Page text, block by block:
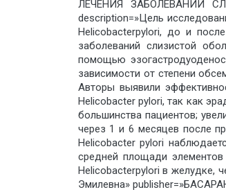
ЛЕЧЕНИЯ ЗАБОЛЕВАНИЙ
description=»Цель
Helicobacterpylori, до и
заболеваний слизистой
помощью
зависимости от степени
Авторы выявили
Нelicobacter pylori, так как
большинства пациентов;
через 1 и 6 месяцев после
Helicobacter pylori
средней площади элементов
Helicobacterpylori в желудке,
Эмилевна»